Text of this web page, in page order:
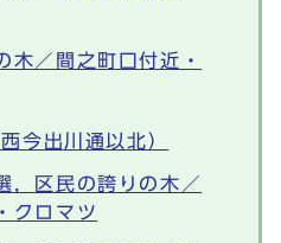
木／間之町口付近・
今出川通以北）
，区民の誇りの木／
クロマツ